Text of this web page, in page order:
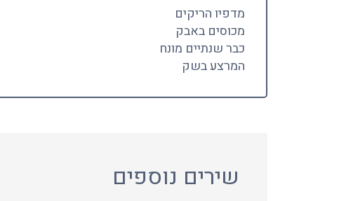
מדפיו הריקים
מכוסים באבק
כבר שנתיים מונח
המרצע בשק
שירים נוספים